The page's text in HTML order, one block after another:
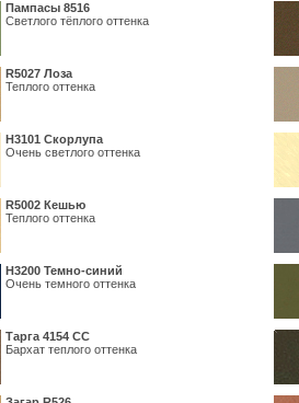
Пампасы 8516
Светлого тёплого оттенка
R5027 Лоза
Теплого оттенка
Н3101 Скорлупа
Очень светлого оттенка
R5002 Кешью
Теплого оттенка
Н3200 Темно-синий
Очень темного оттенка
Тарга 4154 СС
Бархат теплого оттенка